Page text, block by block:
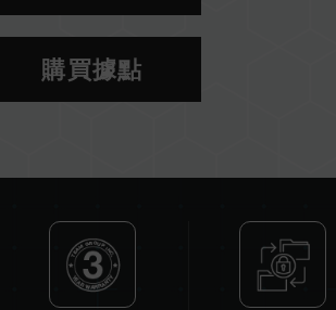
購買據點